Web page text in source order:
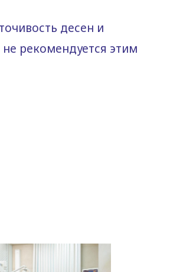
десен и
рекомендуется этим